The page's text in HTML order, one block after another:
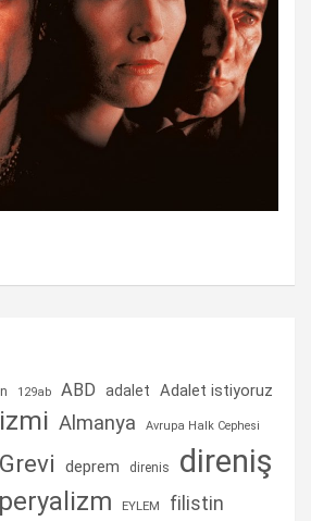
129ab ABD adalet Adalet istiyoruz
Almanya Avrupa Halk Cephesi
deprem direnis direniş
EYLEM filistin